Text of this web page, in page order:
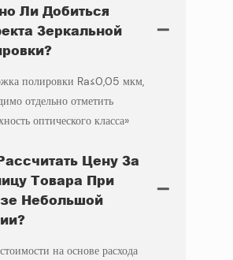
Ли Добиться
Зеркальной
полировки Ra≤0,05 мкм,
отдельно отметить
оптического класса»
Цену За
Товара При
Небольшой
на основе расхода